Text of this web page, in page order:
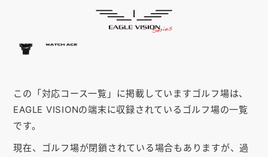
ゴルフナビ
ピンポジ君PIN POSITION
対応コース
EVステーション UPDATE
「千葉県」の対応コース
この「対応コース一覧」に掲載していますゴルフ場は、
EAGLE VISIONの端末に収録されているゴルフ場の一覧
です。
現在、ゴルフ場が閉鎖されている場合もありますが、過